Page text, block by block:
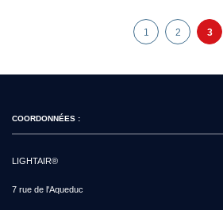
1 2 3
COORDONNÉES :
LIGHTAIR®
7 rue de l'Aqueduc